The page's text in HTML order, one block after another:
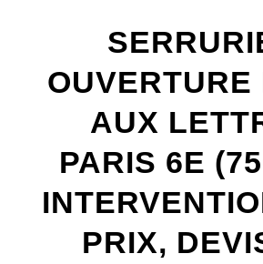
OUVERTURE
AUX
PARIS 6E
PRIX,